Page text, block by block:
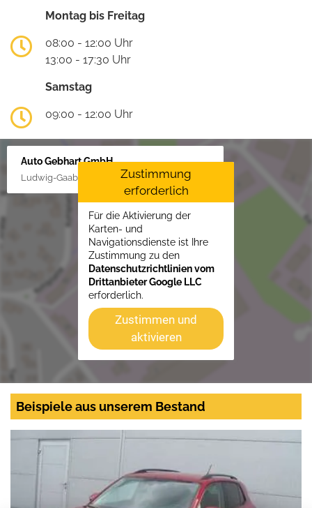
Montag bis Freitag
08:00 - 12:00 Uhr
13:00 - 17:30 Uhr
Samstag
09:00 - 12:00 Uhr
Auto Gebhart GmbH
Ludwig-Gaab-Str. 4, 88427 Bad Schussenried
Zustimmung
erforderlich
Für die Aktivierung der
Karten- und
Navigationsdienste ist Ihre
Zustimmung zu den
Datenschutzrichtlinien vom
Drittanbieter Google LLC
erforderlich.
Zustimmen und
aktivieren
Beispiele aus unserem Bestand